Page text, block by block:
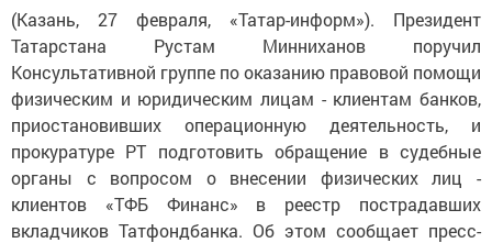
(Казань, 27 февраля, «Татар-информ»). Президент
Татарстана Рустам Минниханов поручил
Консультативной группе по оказанию правовой помощи
физическим и юридическим лицам - клиентам банков,
приостановивших операционную деятельность, и
прокуратуре РТ подготовить обращение в судебные
органы с вопросом о внесении физических лиц -
клиентов «ТФБ Финанс» в реестр пострадавших
вкладчиков Татфондбанка. Об этом сообщает пресс-